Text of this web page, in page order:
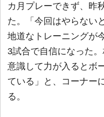
カ月プレーできず、昨
た。「今回はやらない
地道なトレーニングが
3試合で自信になった
意識して力が入るとボ
ている」と、コーナー
る。